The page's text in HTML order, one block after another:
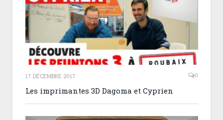
17 DÉCEMBRE 2017 0
Les imprimantes 3D Dagoma et Cyprien